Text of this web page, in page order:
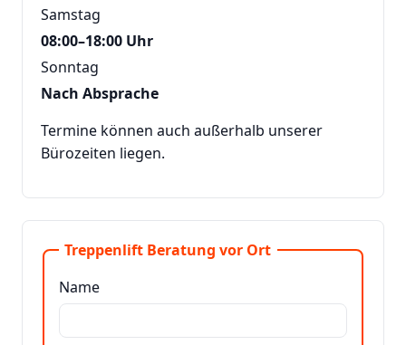
Samstag
08:00–18:00 Uhr
Sonntag
Nach Absprache
Termine können auch außerhalb unserer
Bürozeiten liegen.
Treppenlift Beratung vor Ort
Name